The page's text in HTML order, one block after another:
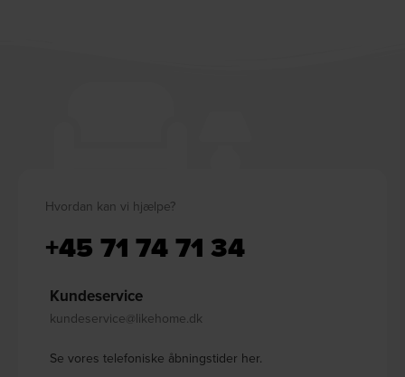
Hvordan kan vi hjælpe?
+45 71 74 71 34
Kundeservice
kundeservice@likehome.dk
Se vores telefoniske åbningstider her.